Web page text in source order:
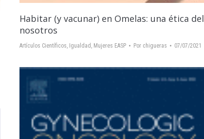
Habitar (y vacunar) en Omelas: una ética del
nosotros
Artículos Científicos Igualdad Mujeres EASP Por chigueras 07/07/2021